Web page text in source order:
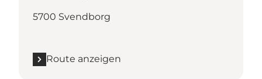
5700 Svendborg
Route anzeigen